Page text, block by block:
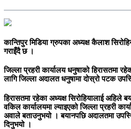
कान्तिपुर मिडिया ग्रुपका अध्यक्ष कैलाश
गराइँदै छ ।
जिल्ला प्रहरी कार्यालय धनुषाको हिरासतमा
लागि जिल्ला अदालत धनुषामा दोस्रो पटक
हिरासतमा रहेका अध्यक्ष सिरोहियालाई अहिले
वकिल कार्यालयमा ल्याइएको जिल्ला प्रहरी
अवाले बताउनुभयो । बयानपछि अदालतमा
दिनुभयो ।